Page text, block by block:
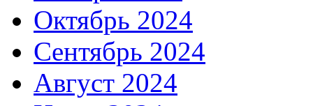
Октябрь 2024
Сентябрь 2024
Август 2024